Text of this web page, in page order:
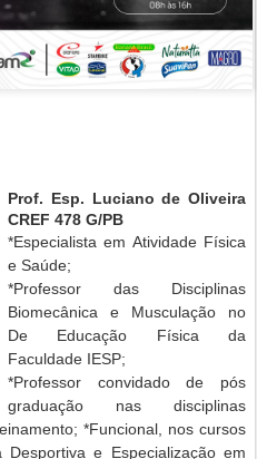
Prof. Esp. Luciano de Oliveira
CREF 478 G/PB
*Especialista em Atividade Física
e Saúde;
*Professor das Disciplinas
Biomecânica e Musculação no
De Educação Física da
Faculdade IESP;
*Professor convidado de pós
graduação nas disciplinas
*Funcional, nos cursos
e Especialização em